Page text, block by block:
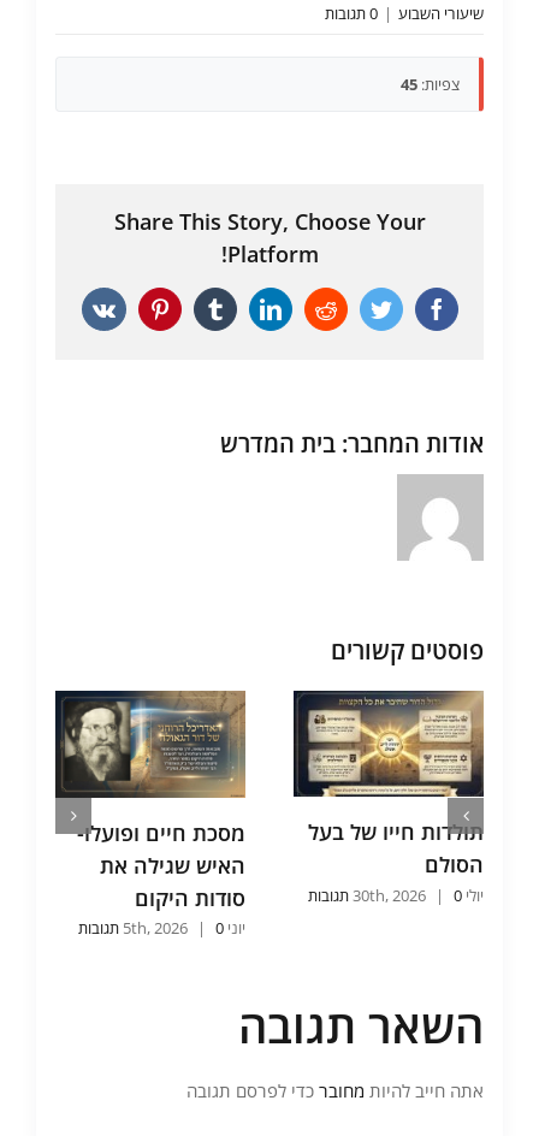
שיעורי השבוע | 0 תגובות
צפיות: 45
Share This Story, Choose Your
Platform!
Facebook
Twitter
Reddit
LinkedIn
Tumblr
Pinterest
Vk
אודות המחבר: בית המדרש
פוסטים קשורים
תולדות חייו של בעל
הסולם
יולי 30th, 2026 | 0 תגובות
מסכת חיים ופועלו-
האיש שגילה את
סודות היקום
יוני 5th, 2026 | 0 תגובות
השאר תגובה
אתה חייב להיות מחובר כדי לפרסם תגובה